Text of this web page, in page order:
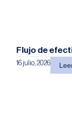
Flujo de
16 julio, 2026